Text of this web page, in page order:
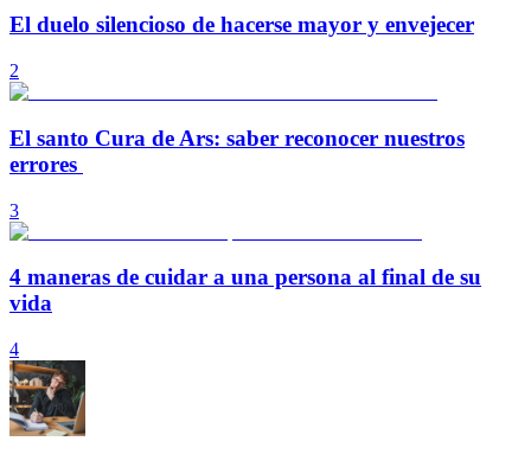
El duelo silencioso de hacerse mayor y envejecer
2
El santo Cura de Ars: saber reconocer nuestros
errores
3
4 maneras de cuidar a una persona al final de su
vida
4